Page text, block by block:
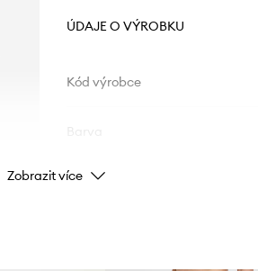
ÚDAJE O VÝROBKU
Kód výrobce
Značka
Zobrazit více